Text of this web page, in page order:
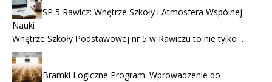
SP 5 Rawicz: Wnętrze Szkoły i Atmosfera Wspólnej
Nauki
Wnętrze Szkoły Podstawowej nr 5 w Rawiczu to nie tylko …
Bramki Logiczne Program: Wprowadzenie do